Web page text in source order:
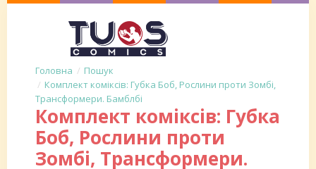
Пошук
Комплект коміксів: Губка Боб, Рослини проти Зомбі,
Трансформери. Бамблбі
Комплект коміксів: Губка
Боб, Рослини проти
Зомбі, Трансформери.